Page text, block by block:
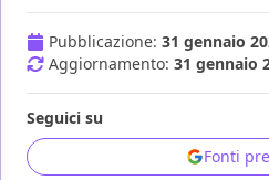
Pubblicazione: 31 gennaio
Aggiornamento: 31 gennaio
Seguici su
Fonti